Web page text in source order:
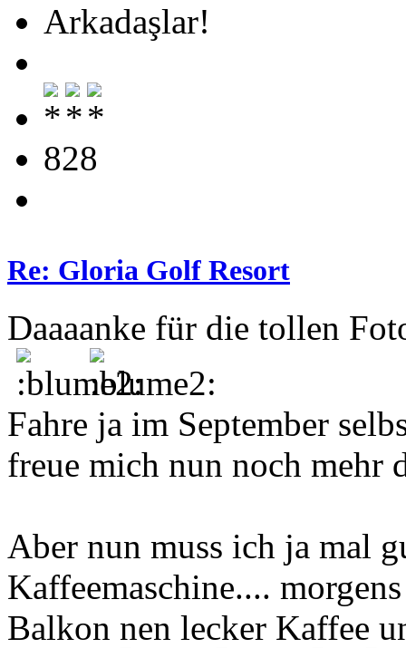
Arkadaşlar!
828
Re: Gloria Golf Resort
Daaaanke für die tollen
Fahre ja im September
freue mich nun noch mehr
Aber nun muss ich ja mal
Kaffeemaschine....
Balkon nen lecker Kaffee